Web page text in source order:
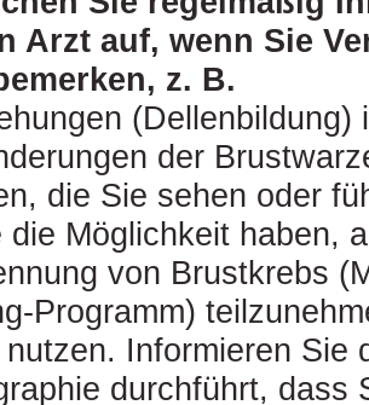
Arzt auf, wenn Sie
z. B.
(Dellenbildung)
der
die Sie sehen oder
die Möglichkeit haben,
von Brustkrebs
Programm)
Informieren Sie
durchführt, dass